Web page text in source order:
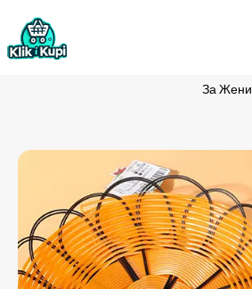
За Жени